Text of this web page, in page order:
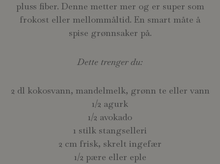
pluss fiber. Denne metter mer og er super som
frokost eller mellommåltid. En smart måte å
spise grønnsaker på.
Dette trenger du:
2 dl kokosvann, mandelmelk, grønn te eller vann
1/2 agurk
1/2 avokado
1 stilk stangselleri
2 cm frisk, skrelt ingefær
1/2 pære eller eple